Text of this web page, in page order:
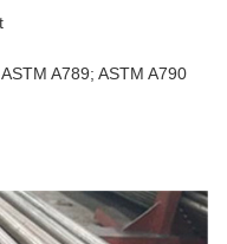
A789; ASTM A790